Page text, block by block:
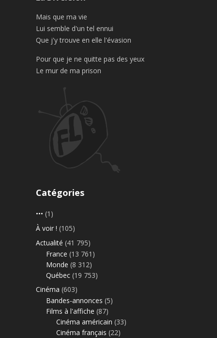
Mais que ma vie
Lui semble d'un tel ennui
Que j'y trouve en elle l'évasion
Pour que je ne quitte pas des yeux
Le mur de ma prison
Catégories
••• (1)
À voir ! (105)
Actualité (41 795)
France (13 761)
Monde (8 312)
Québec (19 753)
Cinéma (603)
Bandes-annonces (5)
Films à l'affiche (87)
Cinéma américain (33)
Cinéma français (22)